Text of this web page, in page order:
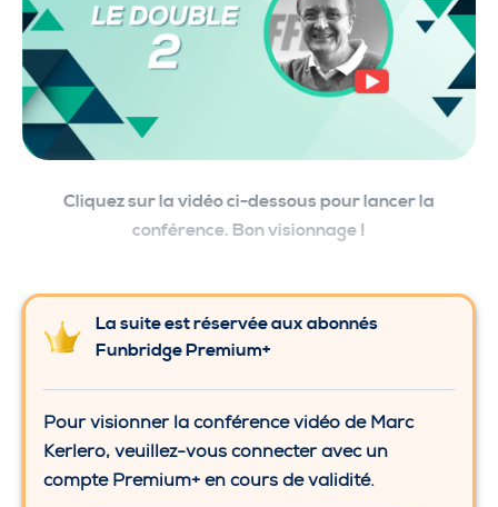
Cliquez sur la vidéo ci-dessous pour lancer la
conférence. Bon visionnage !
La suite est réservée aux abonnés
Funbridge Premium+
Pour visionner la conférence vidéo de Marc
Kerlero, veuillez-vous connecter avec un
compte Premium+ en cours de validité.